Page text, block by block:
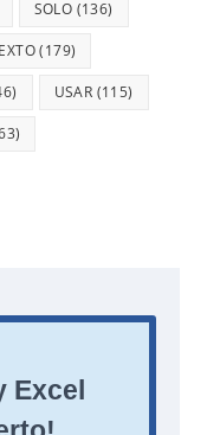
SOLO (136)
(179)
USAR (115)